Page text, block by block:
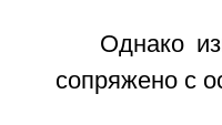
Однако
сопряжено с